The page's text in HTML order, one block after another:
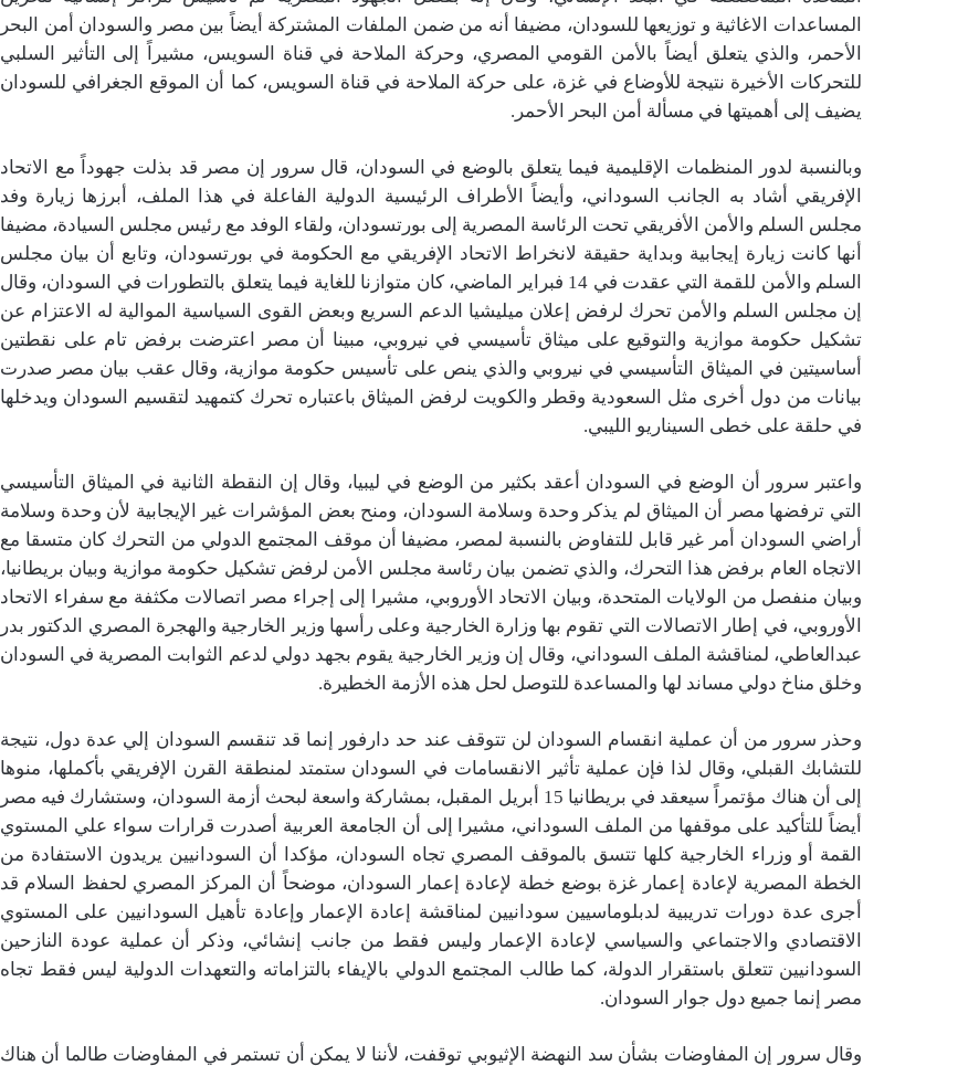
المساعدات الاغاثية و توزيعها للسودان، مضيفا أنه من ضمن الملفات المشتركة أيضاً بين مصر والسودان أمن البحر
الأحمر، والذي يتعلق أيضاً بالأمن القومي المصري، وحركة الملاحة في قناة السويس، مشيراً إلى التأثير السلبي
للتحركات الأخيرة نتيجة للأوضاع في غزة، على حركة الملاحة في قناة السويس، كما أن الموقع الجغرافي للسودان
يضيف إلى أهميتها في مسألة أمن البحر الأحمر.
وبالنسبة لدور المنظمات الإقليمية فيما يتعلق بالوضع في السودان، قال سرور إن مصر قد بذلت جهوداً مع الاتحاد
الإفريقي أشاد به الجانب السوداني، وأيضاً الأطراف الرئيسية الدولية الفاعلة في هذا الملف، أبرزها زيارة وفد
مجلس السلم والأمن الأفريقي تحت الرئاسة المصرية إلى بورتسودان، ولقاء الوفد مع رئيس مجلس السيادة، مضيفا
أنها كانت زيارة إيجابية وبداية حقيقة لانخراط الاتحاد الإفريقي مع الحكومة في بورتسودان، وتابع أن بيان مجلس
السلم والأمن للقمة التي عقدت في 14 فبراير الماضي، كان متوازنا للغاية فيما يتعلق بالتطورات في السودان، وقال
إن مجلس السلم والأمن تحرك لرفض إعلان ميليشيا الدعم السريع وبعض القوى السياسية الموالية له الاعتزام عن
تشكيل حكومة موازية والتوقيع على ميثاق تأسيسي في نيروبي، مبينا أن مصر اعترضت برفض تام على نقطتين
أساسيتين في الميثاق التأسيسي في نيروبي والذي ينص على تأسيس حكومة موازية، وقال عقب بيان مصر صدرت
بيانات من دول أخرى مثل السعودية وقطر والكويت لرفض الميثاق باعتباره تحرك كتمهيد لتقسيم السودان ويدخلها
في حلقة على خطى السيناريو الليبي.
واعتبر سرور أن الوضع في السودان أعقد بكثير من الوضع في ليبيا، وقال إن النقطة الثانية في الميثاق التأسيسي
التي ترفضها مصر أن الميثاق لم يذكر وحدة وسلامة السودان، ومنح بعض المؤشرات غير الإيجابية لأن وحدة وسلامة
أراضي السودان أمر غير قابل للتفاوض بالنسبة لمصر، مضيفا أن موقف المجتمع الدولي من التحرك كان متسقا مع
الاتجاه العام برفض هذا التحرك، والذي تضمن بيان رئاسة مجلس الأمن لرفض تشكيل حكومة موازية وبيان بريطانيا،
وبيان منفصل من الولايات المتحدة، وبيان الاتحاد الأوروبي، مشيرا إلى إجراء مصر اتصالات مكثفة مع سفراء الاتحاد
الأوروبي، في إطار الاتصالات التي تقوم بها وزارة الخارجية وعلى رأسها وزير الخارجية والهجرة المصري الدكتور بدر
عبدالعاطي، لمناقشة الملف السوداني، وقال إن وزير الخارجية يقوم بجهد دولي لدعم الثوابت المصرية في السودان
وخلق مناخ دولي مساند لها والمساعدة للتوصل لحل هذه الأزمة الخطيرة.
وحذر سرور من أن عملية انقسام السودان لن تتوقف عند حد دارفور إنما قد تنقسم السودان إلي عدة دول، نتيجة
للتشابك القبلي، وقال لذا فإن عملية تأثير الانقسامات في السودان ستمتد لمنطقة القرن الإفريقي بأكملها، منوها
إلى أن هناك مؤتمراً سيعقد في بريطانيا 15 أبريل المقبل، بمشاركة واسعة لبحث أزمة السودان، وستشارك فيه مصر
أيضاً للتأكيد على موقفها من الملف السوداني، مشيرا إلى أن الجامعة العربية أصدرت قرارات سواء علي المستوي
القمة أو وزراء الخارجية كلها تتسق بالموقف المصري تجاه السودان، مؤكدا أن السودانيين يريدون الاستفادة من
الخطة المصرية لإعادة إعمار غزة بوضع خطة لإعادة إعمار السودان، موضحاً أن المركز المصري لحفظ السلام قد
أجرى عدة دورات تدريبية لدبلوماسيين سودانيين لمناقشة إعادة الإعمار وإعادة تأهيل السودانيين على المستوي
الاقتصادي والاجتماعي والسياسي لإعادة الإعمار وليس فقط من جانب إنشائي، وذكر أن عملية عودة النازحين
السودانيين تتعلق باستقرار الدولة، كما طالب المجتمع الدولي بالإيفاء بالتزاماته والتعهدات الدولية ليس فقط تجاه
مصر إنما جميع دول جوار السودان.
وقال سرور إن المفاوضات بشأن سد النهضة الإثيوبي توقفت، لأننا لا يمكن أن تستمر في المفاوضات طالما أن هناك